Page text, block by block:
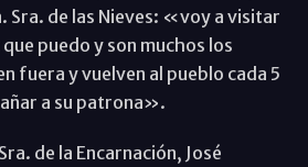
Sra. de las Nieves: «voy a visitar
puedo y son muchos los
fuera y vuelven al pueblo cada 5
a su patrona».
de la Encarnación, José